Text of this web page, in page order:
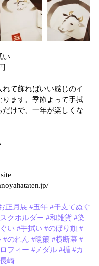
い
れて飾ればいい感じのイ
ります。季節よって手拭
だけで、一年が楽しくな
正月展 #丑年 #干支てぬぐ
クホルダー #和雑貨 #染
い #手拭い #のぼり旗 #
#のれん #暖簾 #横断幕 #
フィー #メダル #楯 #カ
崎